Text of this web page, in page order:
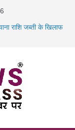
राशि जब्ती के खिलाफ
के 10 उत्कृष्ट